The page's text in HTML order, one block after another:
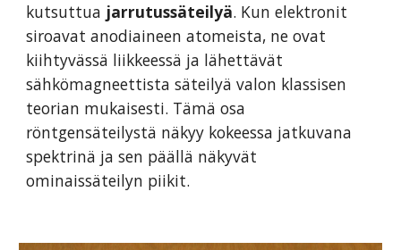
kutsuttua jarrutussäteilyä. Kun elektronit
siroavat anodiaineen atomeista, ne ovat
kiihtyvässä liikkeessä ja lähettävät
sähkömagneettista säteilyä valon klassisen
teorian mukaisesti. Tämä osa
röntgensäteilystä näkyy kokeessa jatkuvana
spektrinä ja sen päällä näkyvät
ominaissäteilyn piikit.